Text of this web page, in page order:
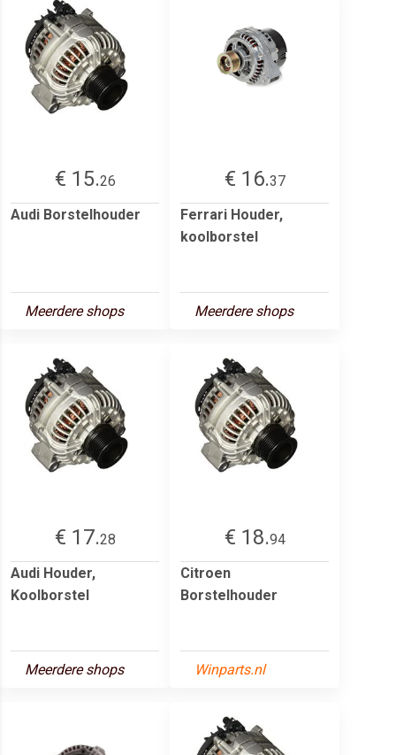
€ 15.26
Audi Borstelhouder
Meerdere shops
€ 16.37
Ferrari Houder,
koolborstel
Meerdere shops
€ 17.28
Audi Houder,
Koolborstel
Meerdere shops
€ 18.94
Citroen
Borstelhouder
Winparts.nl